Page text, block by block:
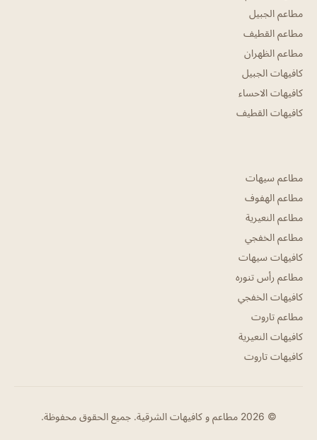
مطاعم الجبيل
مطاعم القطيف
مطاعم الظهران
كافيهات الجبيل
كافيهات الاحساء
كافيهات القطيف
مطاعم سيهات
مطاعم الهفوف
مطاعم النعيرية
مطاعم الخفجي
كافيهات سيهات
مطاعم رأس تنوره
كافيهات الخفجي
مطاعم تاروت
كافيهات النعيرية
كافيهات تاروت
© 2026 مطاعم و كافيهات الشرقية. جميع الحقوق محفوظة.